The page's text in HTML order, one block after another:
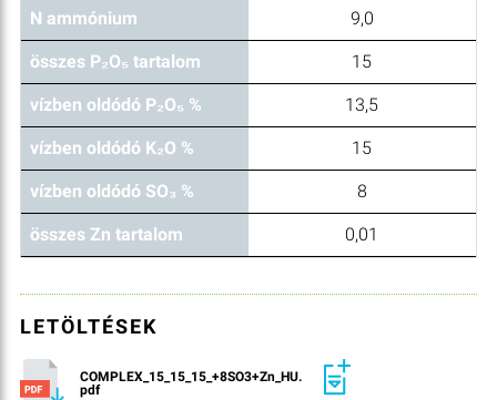
N ammónium 9,0
összes P₂O₅ tartalom 15
vízben oldódó P₂O₅ % 13,5
vízben oldódó K₂O % 15
vízben oldódó SO₃ % 8
összes Zn tartalom 0,01
LETÖLTÉSEK
COMPLEX_15_15_15_+8SO3+Zn_HU.
pdf